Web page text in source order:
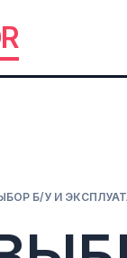
Б/У И